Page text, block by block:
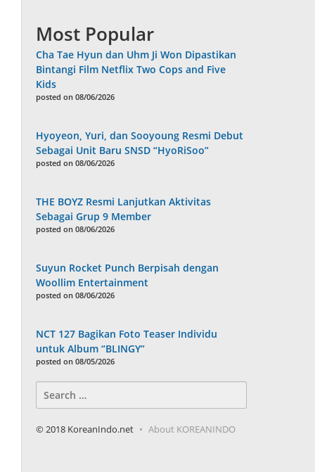
Most Popular
Cha Tae Hyun dan Uhm Ji Won Dipastikan
Bintangi Film Netflix Two Cops and Five
Kids
posted on 08/06/2026
Hyoyeon, Yuri, dan Sooyoung Resmi Debut
Sebagai Unit Baru SNSD “HyoRiSoo”
posted on 08/06/2026
THE BOYZ Resmi Lanjutkan Aktivitas
Sebagai Grup 9 Member
posted on 08/06/2026
Suyun Rocket Punch Berpisah dengan
Woollim Entertainment
posted on 08/06/2026
NCT 127 Bagikan Foto Teaser Individu
untuk Album “BLINGY”
posted on 08/05/2026
for:
© 2018 KoreanIndo.net About KOREANINDO